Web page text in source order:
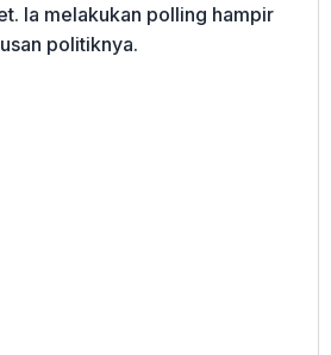
Ia melakukan polling hampir
politiknya.